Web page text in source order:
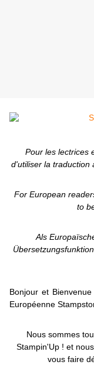
Pour les lectrices
d'utiliser la traduction
For European
to
Als
Bonjour et
Européenne
Nous sommes
Stampin'Up ! et
vous faire